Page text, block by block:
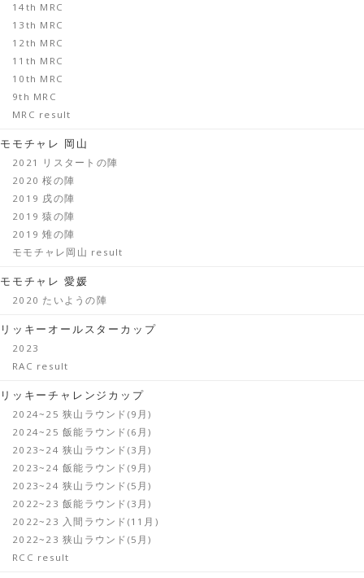
14th MRC
13th MRC
12th MRC
11th MRC
10th MRC
9th MRC
MRC result
モモチャレ 岡山
2021 リスタートの陣
2020 桜の陣
2019 戌の陣
2019 猿の陣
2019 雉の陣
モモチャレ岡山 result
モモチャレ 愛媛
2020 たいようの陣
リッキーオールスターカップ
2023
RAC result
リッキーチャレンジカップ
2024~25 狭山ラウンド(9月)
2024~25 飯能ラウンド(6月)
2023~24 狭山ラウンド(3月)
2023~24 飯能ラウンド(9月)
2023~24 狭山ラウンド(5月)
2022~23 飯能ラウンド(3月)
2022~23 入間ラウンド(11月)
2022~23 狭山ラウンド(5月)
RCC result